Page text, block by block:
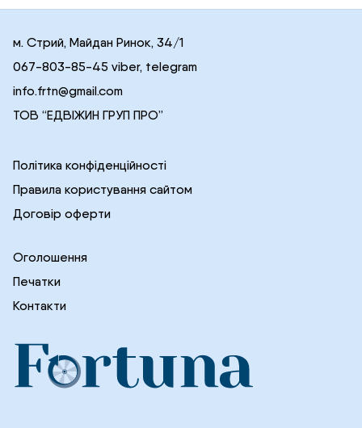
м. Стрий, Майдан Ринок, 34/1
067-803-85-45 viber, telegram
info.frtn@gmail.com
ТОВ “ЕДВІЖИН ГРУП ПРО”
Політика конфіденційності
Правила користування сайтом
Договір оферти
Оголошення
Печатки
Контакти